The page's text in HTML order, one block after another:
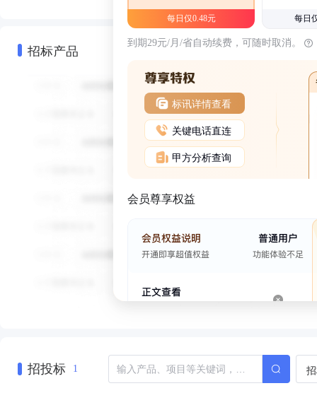
招标产品
每日仅0.48元 每日
到期29元/月/省自动续费，可随时取消。
标讯详情查看
关键电话直连
甲方分析查询
会员尊享权益
招投标 1